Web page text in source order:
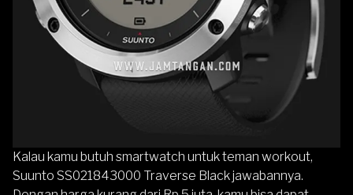
Kalau kamu butuh smartwatch untuk teman workout,
Suunto SS021843000 Traverse Black jawabannya.